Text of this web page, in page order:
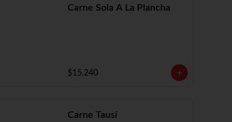
Carne Sola A La Plancha
$15.240
Carne Tausí